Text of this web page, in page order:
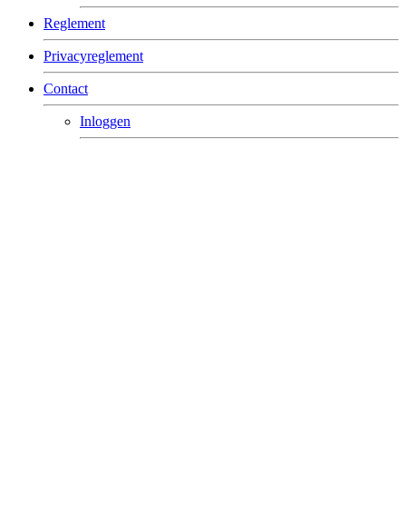
Reglement
Privacyreglement
Contact
Inloggen